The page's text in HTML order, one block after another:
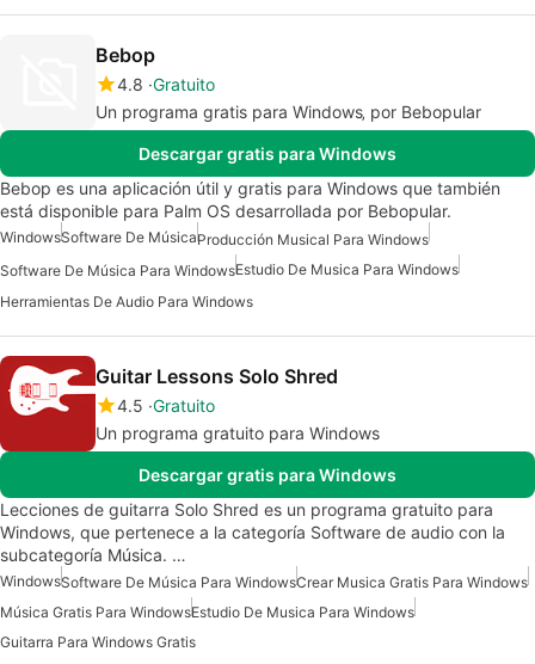
Bebop
4.8 Gratuito
Un programa gratis para Windows‚ por Bebopular
Descargar gratis para Windows
Bebop es una aplicación útil y gratis para Windows que también
está disponible para Palm OS desarrollada por Bebopular.
WindowsSoftware De MúsicaProducción Musical Para Windows
Software De Música Para WindowsEstudio De Musica Para Windows
Herramientas De Audio Para Windows
Guitar Lessons Solo Shred
4.5 Gratuito
Un programa gratuito para Windows
Descargar gratis para Windows
Lecciones de guitarra Solo Shred es un programa gratuito para
Windows, que pertenece a la categoría Software de audio con la
subcategoría Música. …
WindowsSoftware De Música Para WindowsCrear Musica Gratis Para Windows
Música Gratis Para WindowsEstudio De Musica Para Windows
Guitarra Para Windows Gratis